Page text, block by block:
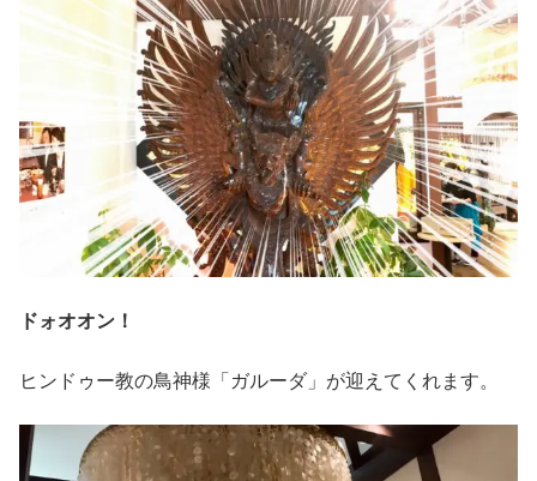
ドォオオン！
ヒンドゥー教の鳥神様「ガルーダ」が迎えてくれます。